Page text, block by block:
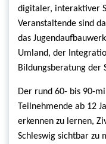
digitaler, interaktiver
Veranstaltende sind
das
Umland, der
Bildungsberatung der
Der rund 60- bis 90-
Teilnehmende ab 12
erkennen zu lernen,
Schleswig sichtbar zu